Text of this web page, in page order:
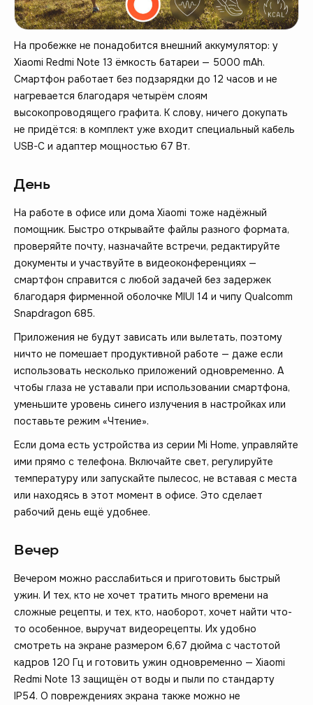
На пробежке не понадобится внешний аккумулятор: у
Xiaomi Redmi Note 13 ёмкость батареи — 5000 mAh.
Смартфон работает без подзарядки до 12 часов и не
нагревается благодаря четырём слоям
высокопроводящего графита. К слову, ничего докупать
не придётся: в комплект уже входит специальный кабель
USB-C и адаптер мощностью 67 Вт.
День
На работе в офисе или дома Xiaomi тоже надёжный
помощник. Быстро открывайте файлы разного формата,
проверяйте почту, назначайте встречи, редактируйте
документы и участвуйте в видеоконференциях —
смартфон справится с любой задачей без задержек
благодаря фирменной оболочке MIUI 14 и чипу Qualcomm
Snapdragon 685.
Приложения не будут зависать или вылетать, поэтому
ничто не помешает продуктивной работе — даже если
использовать несколько приложений одновременно. А
чтобы глаза не уставали при использовании смартфона,
уменьшите уровень синего излучения в настройках или
поставьте режим «Чтение».
Если дома есть устройства из серии Mi Home, управляйте
ими прямо с телефона. Включайте свет, регулируйте
температуру или запускайте пылесос, не вставая с места
или находясь в этот момент в офисе. Это сделает
рабочий день ещё удобнее.
Вечер
Вечером можно расслабиться и приготовить быстрый
ужин. И тех, кто не хочет тратить много времени на
сложные рецепты, и тех, кто, наоборот, хочет найти что-
то особенное, выручат видеорецепты. Их удобно
смотреть на экране размером 6,67 дюйма с частотой
кадров 120 Гц и готовить ужин одновременно — Xiaomi
Redmi Note 13 защищён от воды и пыли по стандарту
IP54. О повреждениях экрана также можно не